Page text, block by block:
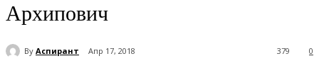
Архипович
By Аспирант Апр 17, 2018 0
379